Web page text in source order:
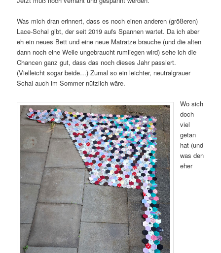
Was mich dran erinnert, dass es noch einen anderen (größeren)
Lace-Schal gibt, der seit 2019 aufs Spannen wartet. Da ich aber
eh ein neues Bett und eine neue Matratze brauche (und die alten
dann noch eine Weile ungebraucht rumliegen wird) sehe ich die
Chancen ganz gut, dass das noch dieses Jahr passiert.
(Vielleicht sogar beide…) Zumal so ein leichter, neutralgrauer
Schal auch im Sommer nützlich wäre.
Wo sich
doch
viel
getan
hat (und
was den
eher